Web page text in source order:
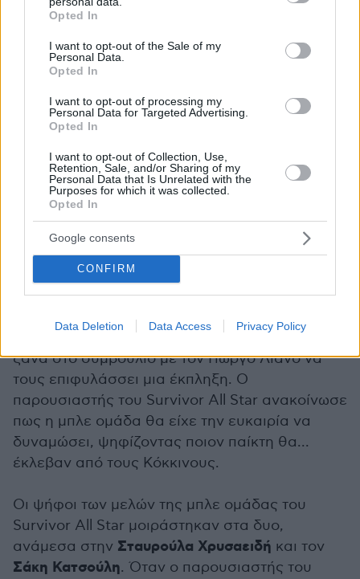
grant or deny consent to Google and its third-party tags to
use your data for below specified purposes in below Google
consent section.
Opted In
I want to opt-out of the Sale of my
Personal Data.
Opted In
I want to opt-out of processing my
Personal Data for Targeted Advertising.
Opted In
I want to opt-out of Collection, Use,
Retention, Sale, and/or Sharing of my
Personal Data that Is Unrelated with the
Purposes for which it was collected.
Opted In
Google consents
CONFIRM
Data Deletion Data Access Privacy Policy
Glomex Player(eexbs1jkdkewvzn, v-
Ο Χανταμπάκης έβαλε ξανά τους Κόκκινους σε
θέση οδηγού και ο Μπόγδανος κόντρα στον
Μαρτίκα τελείωσε το ματς με6-4
ασυλία να πηγαίνει πάλι στους Κόκκινους, οι
οποίοι έφαγαν και γάλα με δημητριακά.
Glomex Player(eexbs1jkdkewvzn, v-
crmjodblu4m1)
Οι παίκτες των δυο ομάδων συναντήθηκαν
ξανά στο συμβούλιο με τον Γιώργο Λιανό να
τους επιφυλάσσει μια έκπληξη. Ο
παρουσιαστής του Survivor All Star ανακοίνωσε
πως η μπλε ομάδα θα είχε την ευκαιρία να
δυναμώσει, ψηφίζοντας ποιον παίκτη θα...
έκλεβαν από τους Κόκκινους.
Οι ψήφοι των μελών της μπλε ομάδας του
Survivor All Star μοιράστηκαν στα δυο,
ανάμεσα στην Σταυρούλα Χρυσαειδή και τον
Σάκη Κατσούλη. Όταν ο παρουσιαστής του